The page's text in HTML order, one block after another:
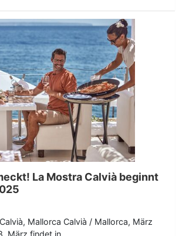
La Mostra Calvià beginnt
Mallorca Calvià / Mallorca, März